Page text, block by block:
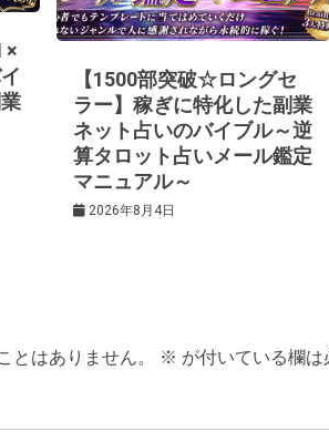
×
【1500部突破☆ロングセ
ラー】稼ぎに特化した副業
ネット占いのバイブル～逆
算タロット占いメール鑑定
マニュアル～
2026年8月4日
とはありません。 ※ が付いている欄